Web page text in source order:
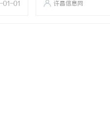
01-01 许昌信息网